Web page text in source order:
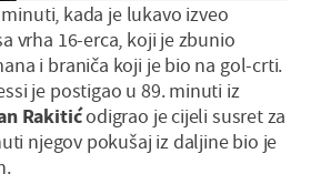
kada je lukavo izveo
vrha 16-erca, koji je zbunio
i braniča koji je bio na gol-crti.
je postigao u 89. minuti iz
Rakitićodigrao je cijeli susret za
njegov pokušaj iz daljine bio je